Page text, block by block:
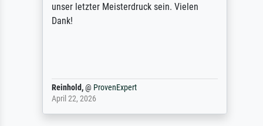
unser letzter Meisterdruck sein. Vielen
Dank!
Reinhold,@ProvenExpert
April 22, 2026